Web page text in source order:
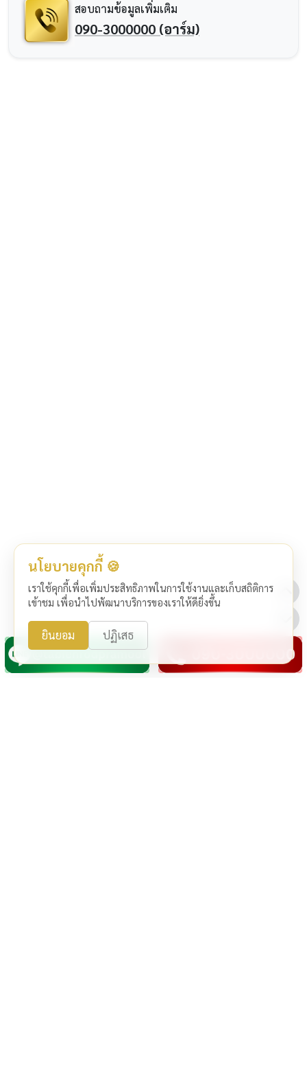
สอบถามข้อมูลเพิ่มเติม
090-3000000 (อาร์ม)
นโยบายคุกกี้ 🍪
เราใช้คุกกี้เพื่อเพิ่มประสิทธิภาพในการใช้งานและเก็บสถิติการ
เข้าชม เพื่อนำไปพัฒนาบริการของเราให้ดียิ่งขึ้น
ยินยอม ปฏิเสธ